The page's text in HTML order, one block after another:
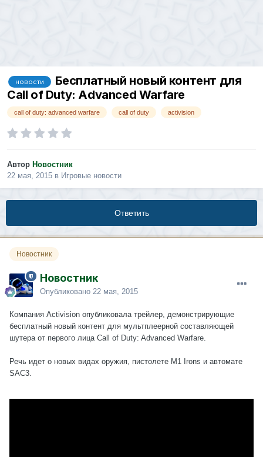
новости
Бесплатный новый контент для
Call of Duty: Advanced Warfare
call of duty: advanced warfare call of duty activision
Автор Новостник
22 мая, 2015 в Игровые новости
Ответить
Новостник
Новостник
Опубликовано 22 мая, 2015
Компания Activision опубликовала трейлер, демонстрирующие
бесплатный новый контент для мультплеерной составляющей
шутера от первого лица Call of Duty: Advanced Warfare.
Речь идет о новых видах оружия, пистолете M1 Irons и автомате
SAC3.